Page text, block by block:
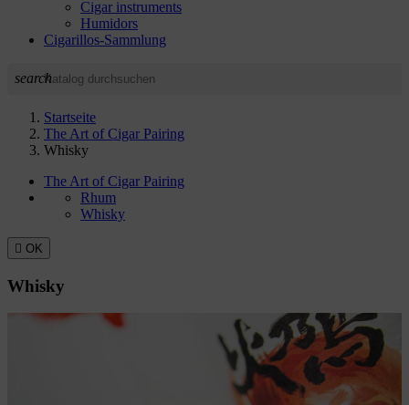
Cigar instruments
Humidors
Cigarillos-Sammlung
search
Startseite
The Art of Cigar Pairing
Whisky
The Art of Cigar Pairing
Rhum
Whisky
 OK
Whisky